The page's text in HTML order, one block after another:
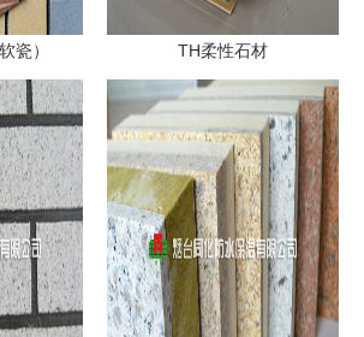
瓷） TH柔性石材